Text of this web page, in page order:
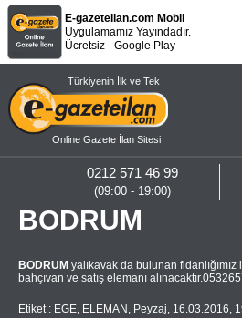
E-gazeteilan.com Mobil
Uygulamamız Yayındadır.
Ücretsiz - Google Play
Türkiyenin İlk ve Tek
Online Gazete İlan Sitesi
0212 571 46 99
(09:00 - 19:00)
BODRUM
BODRUM yalıkavak da bulunan
bahçıvan ve satış elemanı
Etiket : EGE, ELEMAN , Peyzaj, 16.03.2016,